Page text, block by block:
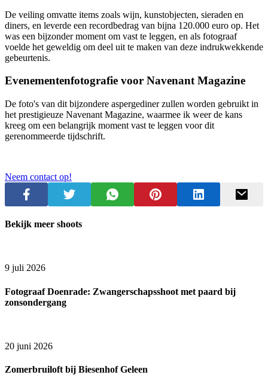
De veiling omvatte items zoals wijn, kunstobjecten, sieraden en
diners, en leverde een recordbedrag van bijna 120.000 euro op. Het
was een bijzonder moment om vast te leggen, en als fotograaf
voelde het geweldig om deel uit te maken van deze indrukwekkende
gebeurtenis.
Evenementenfotografie voor Navenant Magazine
De foto's van dit bijzondere aspergediner zullen worden gebruikt in
het prestigieuze Navenant Magazine, waarmee ik weer de kans
kreeg om een belangrijk moment vast te leggen voor dit
gerenommeerde tijdschrift.
Neem contact op!
Bekijk meer shoots
9 juli 2026
Fotograaf Doenrade: Zwangerschapsshoot met paard bij
zonsondergang
20 juni 2026
Zomerbruiloft bij Biesenhof Geleen